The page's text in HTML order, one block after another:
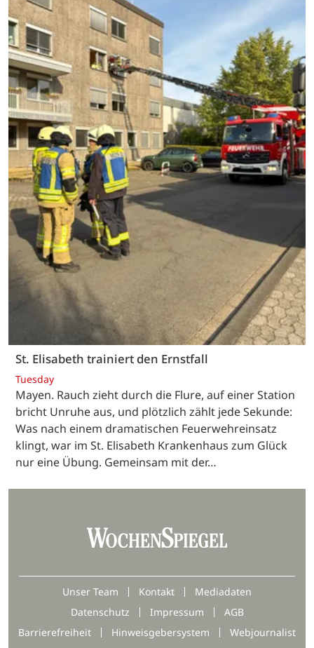
St. Elisabeth trainiert den Ernstfall
Tuesday
Mayen. Rauch zieht durch die Flure, auf einer Station
bricht Unruhe aus, und plötzlich zählt jede Sekunde:
Was nach einem dramatischen Feuerwehreinsatz
klingt, war im St. Elisabeth Krankenhaus zum Glück
nur eine Übung. Gemeinsam mit der…
Unser Team Kontakt
Mediadaten
Datenschutz
Impressum
AGB
Barrierefreiheit
Hinweisgebersystem Webjournalist